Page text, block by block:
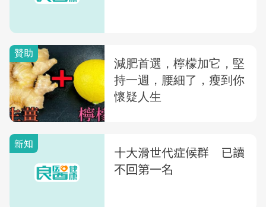
新知
十大滑世代症候群 已讀
不回第一名